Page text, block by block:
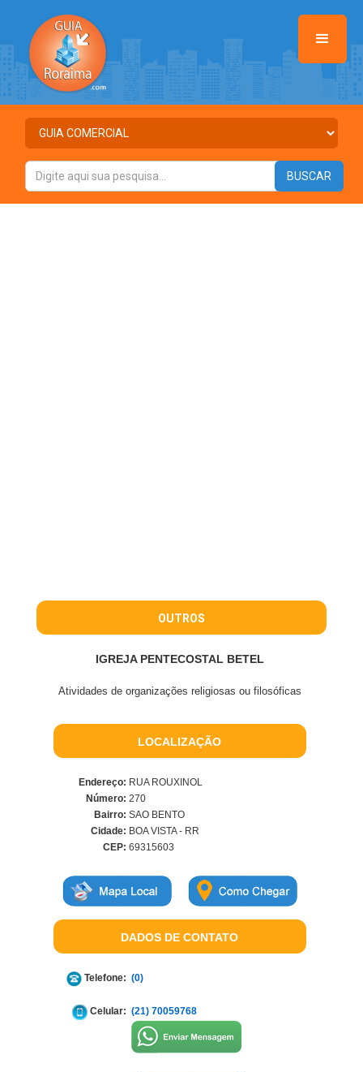
OUTROS
IGREJA PENTECOSTAL BETEL
Atividades de organizações religiosas ou filosóficas
LOCALIZAÇÃO
Endereço: RUA ROUXINOL
Número: 270
Bairro: SAO BENTO
Cidade: BOA VISTA - RR
CEP: 69315603
DADOS DE CONTATO
Telefone: (0)
Celular: (21) 70059768